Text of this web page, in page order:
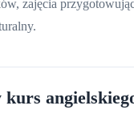
zajęcia
kurs